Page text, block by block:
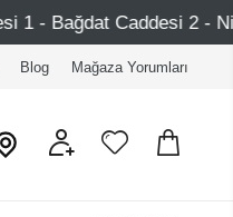
2 - Nişantaşı – Etiler –
Blog Mağaza Yorumları